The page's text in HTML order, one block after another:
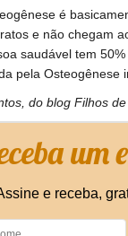
é
e não chegam
saudável tem
pela Osteogênese
do blog Filhos
um
e receba,